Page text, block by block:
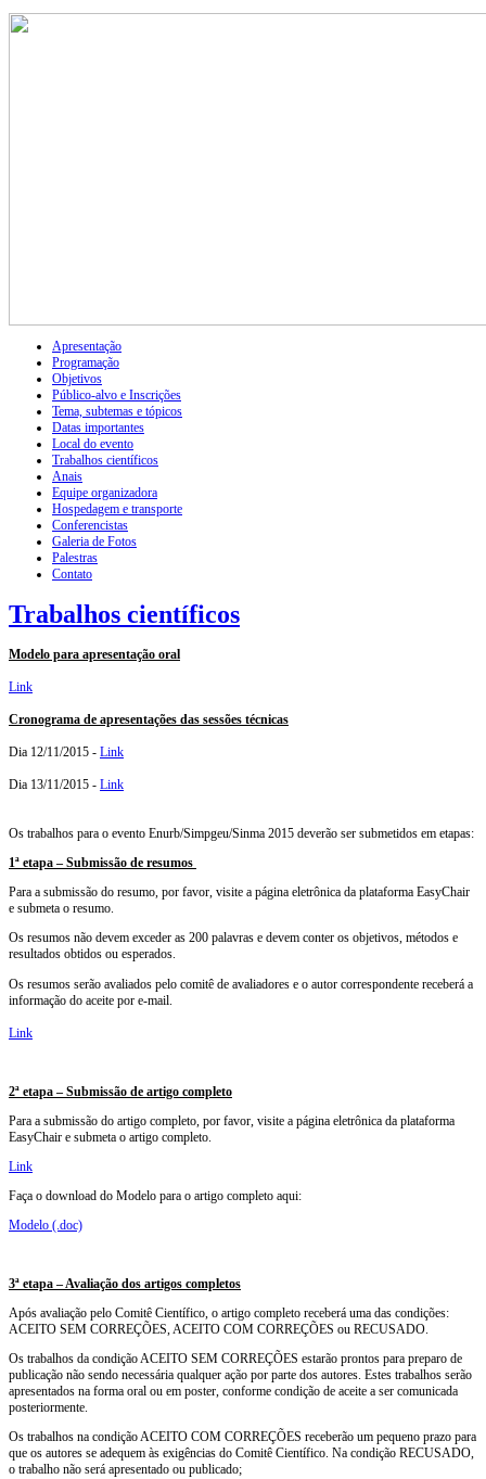
Apresentação
Programação
Objetivos
Público-alvo e Inscrições
Tema, subtemas e tópicos
Datas importantes
Local do evento
Trabalhos científicos
Anais
Equipe organizadora
Hospedagem e transporte
Conferencistas
Galeria de Fotos
Palestras
Contato
Trabalhos científicos
Modelo para apresentação oral
Link
Cronograma de apresentações das sessões técnicas
Dia 12/11/2015 - Link
Dia 13/11/2015 - Link
Os trabalhos para o evento Enurb/Simpgeu/Sinma 2015 deverão ser submetidos em etapas:
1ª etapa – Submissão de resumos
Para a submissão do resumo, por favor, visite a página eletrônica da plataforma EasyChair
e submeta o resumo.
Os resumos não devem exceder as 200 palavras e devem conter os objetivos, métodos e
resultados obtidos ou esperados.
Os resumos serão avaliados pelo comitê de avaliadores e o autor correspondente receberá a
informação do aceite por e-mail.
Link
2ª etapa – Submissão de artigo completo
Para a submissão do artigo completo, por favor, visite a página eletrônica da plataforma
EasyChair e submeta o artigo completo.
Link
Faça o download do Modelo para o artigo completo aqui:
Modelo (.doc)
3ª etapa – Avaliação dos artigos completos
Após avaliação pelo Comitê Científico, o artigo completo receberá uma das condições:
ACEITO SEM CORREÇÕES, ACEITO COM CORREÇÕES ou RECUSADO.
Os trabalhos da condição ACEITO SEM CORREÇÕES estarão prontos para preparo de
publicação não sendo necessária qualquer ação por parte dos autores. Estes trabalhos serão
apresentados na forma oral ou em poster, conforme condição de aceite a ser comunicada
posteriormente.
Os trabalhos na condição ACEITO COM CORREÇÕES receberão um pequeno prazo para
que os autores se adequem às exigências do Comitê Científico. Na condição RECUSADO,
o trabalho não será apresentado ou publicado;